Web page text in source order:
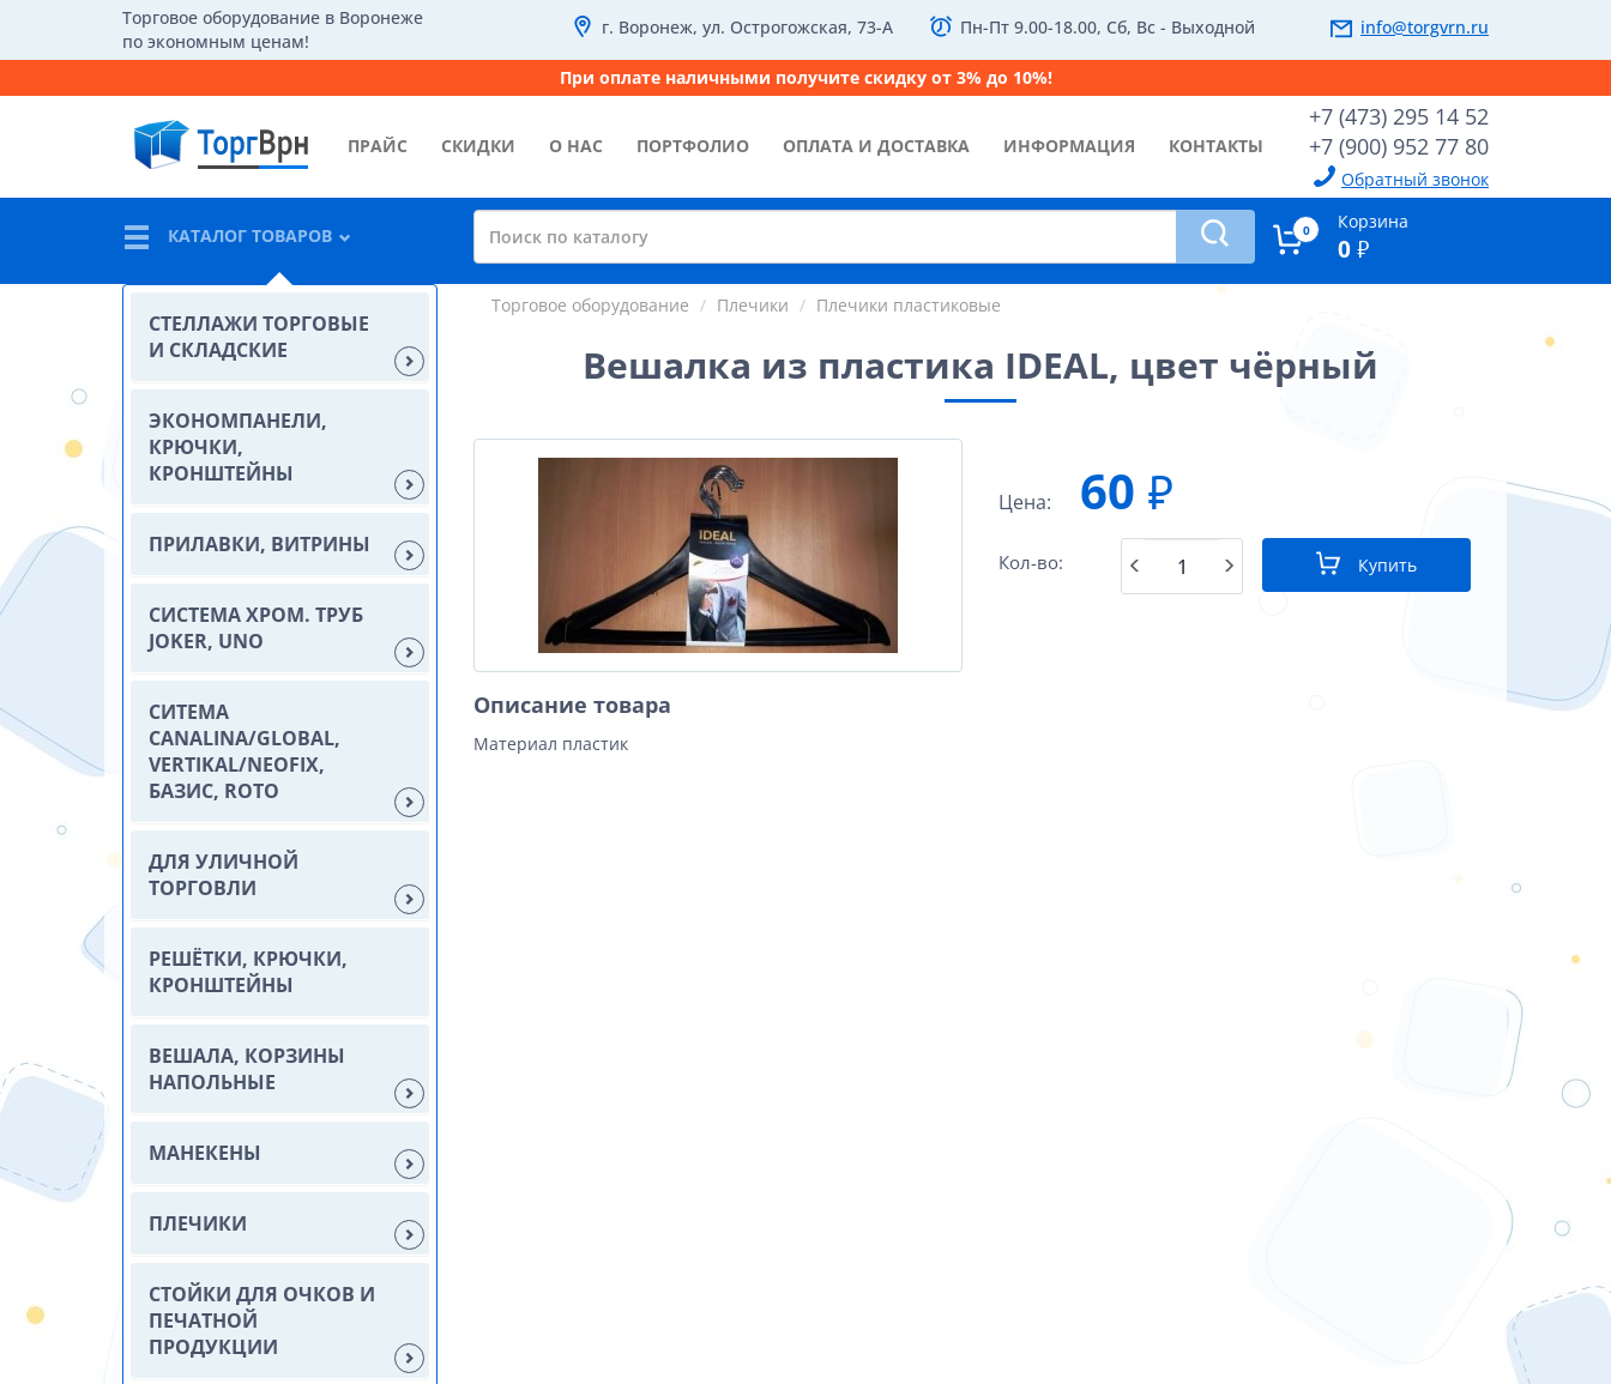
Торговое оборудование в Воронеже
по экономным ценам!
г. Воронеж, ул. Острогожская, 73-А Пн-Пт 9.00-18.00, Сб, Вс - Выходной info@torgvrn.ru
При оплате наличными получите скидку от 3% до 10%!
+7 (473) 295 14 52
+7 (900) 952 77 80
Обратный звонок
ПРАЙС СКИДКИ О НАС ПОРТФОЛИО ОПЛАТА И ДОСТАВКА ИНФОРМАЦИЯ КОНТАКТЫ
0 Корзина
0 ₽
КАТАЛОГ ТОВАРОВ
СТЕЛЛАЖИ ТОРГОВЫЕ
И СКЛАДСКИЕ
ЭКОНОМПАНЕЛИ,
КРЮЧКИ,
КРОНШТЕЙНЫ
ПРИЛАВКИ, ВИТРИНЫ
СИСТЕМА ХРОМ. ТРУБ
JOKER, UNO
СИТЕМА
CANALINA/GLOBAL,
VERTIKAL/NEOFIX,
БАЗИС, ROTO
ДЛЯ УЛИЧНОЙ
ТОРГОВЛИ
РЕШЁТКИ, КРЮЧКИ,
КРОНШТЕЙНЫ
ВЕШАЛА, КОРЗИНЫ
НАПОЛЬНЫЕ
МАНЕКЕНЫ
ПЛЕЧИКИ
СТОЙКИ ДЛЯ ОЧКОВ И
ПЕЧАТНОЙ
ПРОДУКЦИИ
Торговое оборудование Плечики Плечики пластиковые
Вешалка из пластика IDEAL, цвет чёрный
Цена: 60 ₽
Кол-во: Купить
Описание товара
Материал пластик